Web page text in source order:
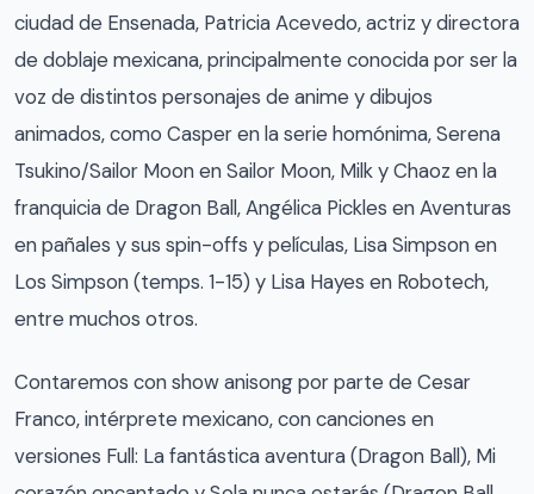
ciudad de Ensenada, Patricia Acevedo, actriz y directora
de doblaje mexicana, principalmente conocida por ser la
voz de distintos personajes de anime y dibujos
animados, como Casper en la serie homónima, Serena
Tsukino/Sailor Moon en Sailor Moon, Milk y Chaoz en la
franquicia de Dragon Ball, Angélica Pickles en Aventuras
en pañales y sus spin-offs y películas, Lisa Simpson en
Los Simpson (temps. 1-15) y Lisa Hayes en Robotech,
entre muchos otros.
Contaremos con show anisong por parte de Cesar
Franco, intérprete mexicano, con canciones en
versiones Full: La fantástica aventura (Dragon Ball), Mi